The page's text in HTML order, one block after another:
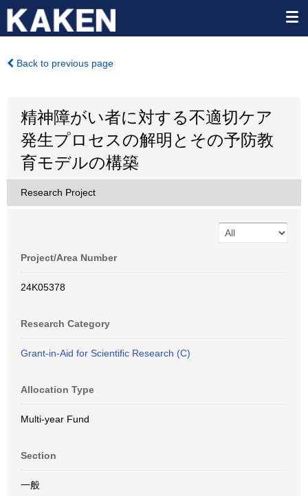
Back to previous page
精神障がい者に対する不適切ケア
発生プロセスの解明とその予防教
育モデルの構築
Research Project
Project/Area Number
24K05378
Research Category
Grant-in-Aid for Scientific Research (C)
Allocation Type
Multi-year Fund
Section
一般